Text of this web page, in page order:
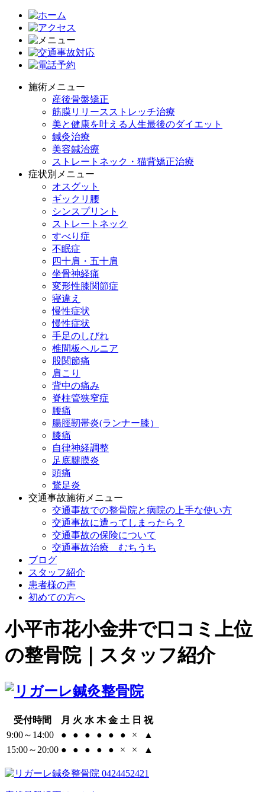
施術メニュー
産後骨盤矯正
筋膜リリースストレッチ治療
美と健康を叶える人生最後のダイエット
鍼灸治療
美容鍼治療
ストレートネック・猫背矯正治療
症状別メニュー
オスグット
ギックリ腰
シンスプリント
ストレートネック
すべり症
不眠症
四十肩・五十肩
坐骨神経痛
変形性膝関節症
寝違え
慢性症状
慢性症状
手足のしびれ
椎間板ヘルニア
股関節痛
肩こり
背中の痛み
脊柱管狭窄症
腰痛
腸脛靭帯炎(ランナー膝）
膝痛
自律神経調整
足底腱膜炎
頭痛
鵞足炎
交通事故施術メニュー
交通事故での整骨院と病院の上手な使い方
交通事故に遭ってしまったら？
交通事故の保険について
交通事故治療 むちうち
ブログ
スタッフ紹介
患者様の声
初めての方へ
小平市花小金井で口コミ上位
の整骨院｜スタッフ紹介
受付時間 月 火 水 木 金 土 日 祝
9:00～14:00
● ● ● ● ● ● ×
▲
15:00～20:00 ● ● ● ● ● × × ▲